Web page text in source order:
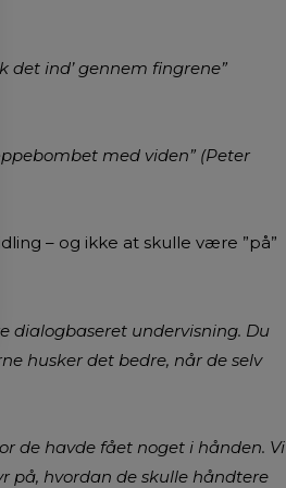
det ind’ gennem fingrene”
med viden” (Peter
– og ikke at skulle være ”på”
dialogbaseret undervisning. Du
husker det bedre, når de selv
de havde fået noget i hånden. Vi
på, hvordan de skulle håndtere